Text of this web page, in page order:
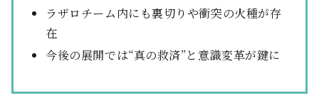
ラザロチーム内にも裏切りや衝突の火種が存
在
今後の展開では“真の救済”と意識変革が鍵に